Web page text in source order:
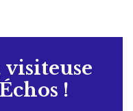
visiteuse
!